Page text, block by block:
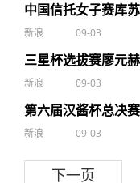
中国信托女子赛库
新浪 09-03
三星杯选拔赛廖元
新浪 09-03
第六届汉酱杯总决
新浪 09-03
下一页